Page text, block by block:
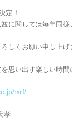
定！
に関しては毎年同
しくお願い申し上げ
思い出す楽しい時間
mrf/
孝